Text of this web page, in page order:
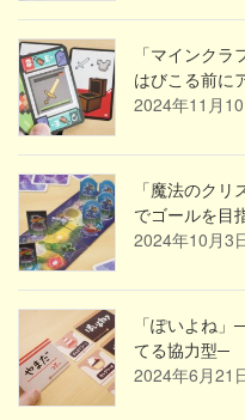
「マインク
はびこる前に
2024年11月
「魔法のク
でゴールを目
2024年10月3
「ぽいよね
てる協力型─
2024年6月21